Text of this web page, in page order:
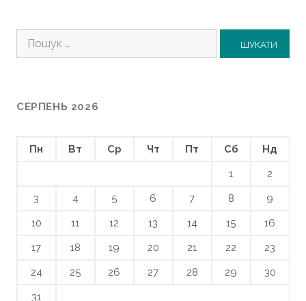
СЕРПЕНЬ 2026
Пн Вт Ср Чт Пт Сб
Нд
1
2
3
4 5 6 7 8
9
10
11 12 13 14 15
16
17
18 19 20 21 22
23
24
25 26 27 28 29
30
31